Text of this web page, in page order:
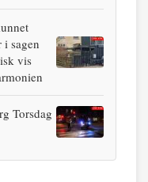
i sagen
vis
Torsdag